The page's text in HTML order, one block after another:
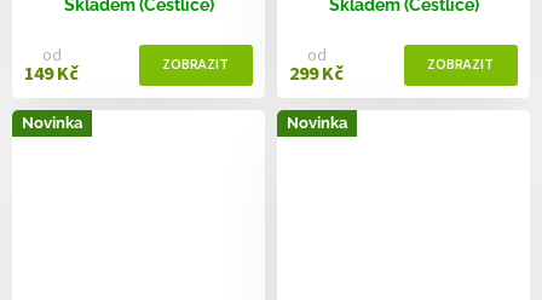
Skladem (Čestlice)
od
149 Kč
Skladem (Čestlice)
od
299 Kč
Novinka Novinka